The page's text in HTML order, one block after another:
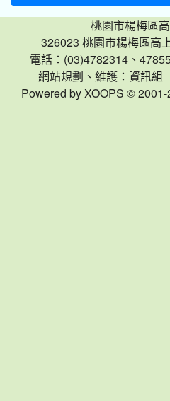
桃園市楊梅區
326023 桃園市楊梅區高
電話：(03)4782314、
網站規劃、維護：資訊組
Powered by XOOPS © 2001-